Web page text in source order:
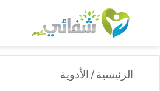
بحث عن
الرئيسية/ الأدوية